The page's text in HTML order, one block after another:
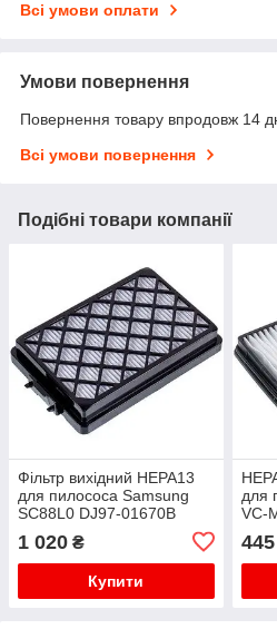
Всі умови оплати
Умови повернення
Повернення товару впродовж 14
Всі умови повернення
Подібні товари компанії
Фільтр вихідний HEPA13
для пилососа Samsung
SC88L0 DJ97-01670B
1 020 ₴
Купити
для
VC-
445